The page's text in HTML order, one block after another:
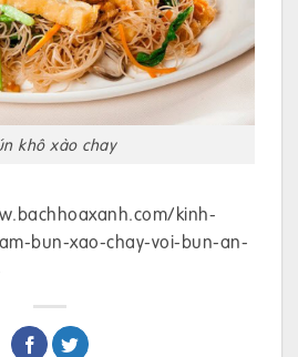
khô xào chay
kinh-
bun-xao-chay-voi-bun-an-